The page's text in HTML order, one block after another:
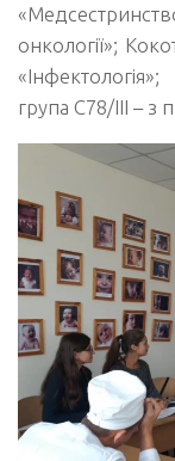
онкології»;
група С78/ІІІ – з